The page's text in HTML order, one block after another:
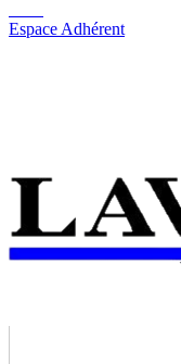
Espace Adhérent